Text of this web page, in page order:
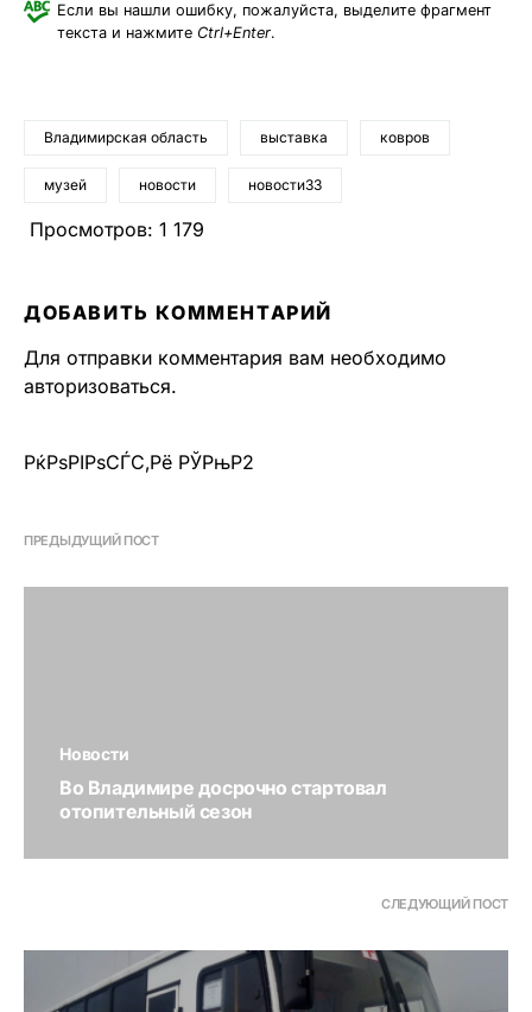
Если вы нашли ошибку, пожалуйста, выделите фрагмент
текста и нажмите Ctrl+Enter.
Владимирская область выставка ковров
музей новости новости33
Просмотров: 1 179
ДОБАВИТЬ КОММЕНТАРИЙ
Для отправки комментария вам необходимо
авторизоваться.
РќРѕРІРѕСЃС‚Рё РЎРњР2
ПРЕДЫДУЩИЙ ПОСТ
Новости
Во Владимире досрочно стартовал
отопительный сезон
СЛЕДУЮЩИЙ ПОСТ